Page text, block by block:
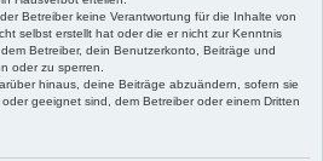
Betreiber keine Verantwortung für die Inhalte von
selbst erstellt hat oder die er nicht zur Kenntnis
Betreiber, dein Benutzerkonto, Beiträge und
oder zu sperren.
hinaus, deine Beiträge abzuändern, sofern sie
geeignet sind, dem Betreiber oder einem Dritten